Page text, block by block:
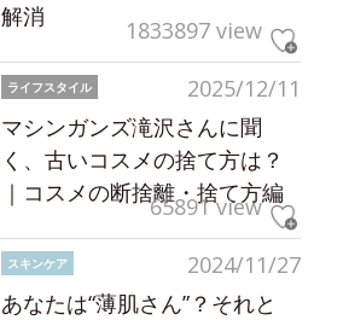
解消
1833897 view
2025/12/11
ライフスタイル
マシンガンズ滝沢さんに聞
く、古いコスメの捨て方は？
｜コスメの断捨離・捨て方編
65891 view
2024/11/27
スキンケア
あなたは“薄肌さん”？それと